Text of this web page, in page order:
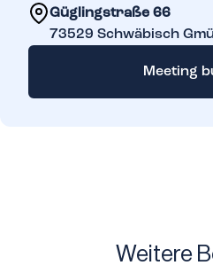
Güglingstraße 66
73529 Schwäbisch
Meeting
Weitere